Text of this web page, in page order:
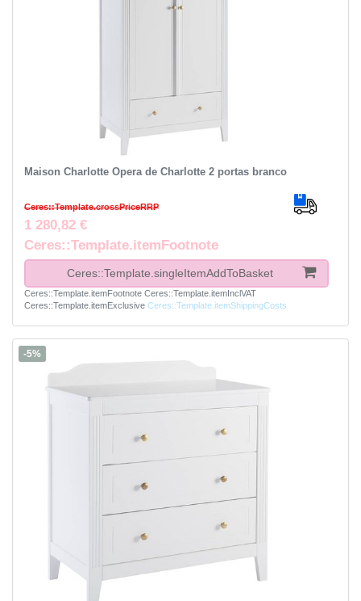
Maison Charlotte Ópera de Charlotte 2 portas branco
Ceres::Template.crossPriceRRP
1 280,82 €
Ceres::Template.itemFootnote
Ceres::Template.singleItemAddToBasket
Ceres::Template.itemFootnote Ceres::Template.itemInclVAT
Ceres::Template.itemExclusive Ceres::Template.itemShippingCosts
-5%